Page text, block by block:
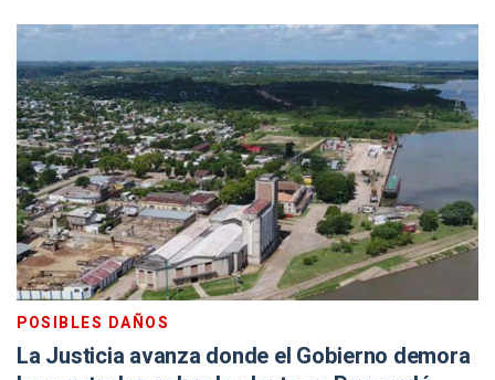
POSIBLES DAÑOS
La Justicia avanza donde el Gobierno demora